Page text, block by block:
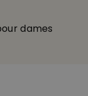
dames